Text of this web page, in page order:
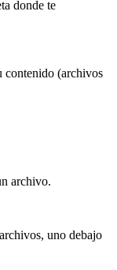
donde te
contenido (archivos
archivo.
uno debajo